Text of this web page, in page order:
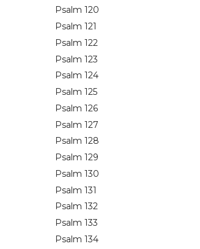
Psalm 120
Psalm 121
Psalm 122
Psalm 123
Psalm 124
Psalm 125
Psalm 126
Psalm 127
Psalm 128
Psalm 129
Psalm 130
Psalm 131
Psalm 132
Psalm 133
Psalm 134